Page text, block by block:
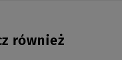
również